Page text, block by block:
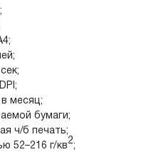
месяц;
бумаги;
ч/б печать;
52–216 г/кв
2
;